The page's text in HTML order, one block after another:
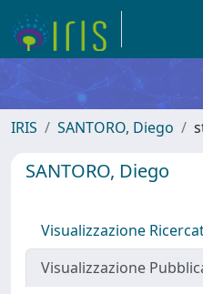
IRIS SANTORO, Diego
SANTORO, Diego
Visualizzazione
Visualizzazione